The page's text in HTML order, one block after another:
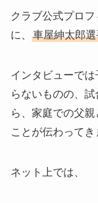
クラブ公式プロ
に、 車屋紳太郎
インタビューで
らないものの、
ら、家庭での父
ことが伝わってき
ネット上では、